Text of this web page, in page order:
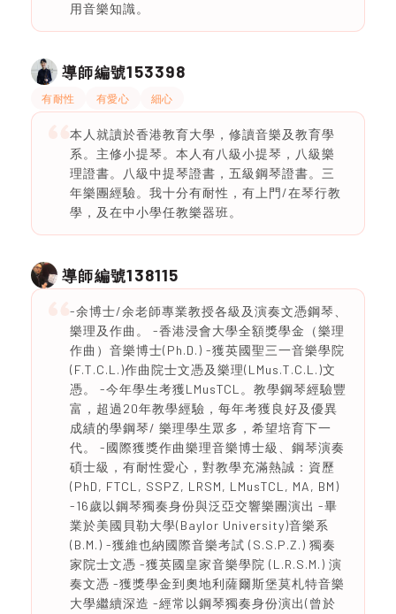
用音樂知識。
導師編號153398
有耐性 有愛心 細心
本人就讀於香港教育大學，修讀音樂及教育學
系。主修小提琴。本人有八級小提琴，八級樂
理證書。八級中提琴證書，五級鋼琴證書。三
年樂團經驗。我十分有耐性，有上門/在琴行教
學，及在中小學任教樂器班。
導師編號138115
-余博士/余老師專業教授各級及演奏文憑鋼琴、
樂理及作曲。 -香港浸會大學全額獎學金（樂理
作曲）音樂博士(Ph.D.) -獲英國聖三一音樂學院
(F.T.C.L.)作曲院士文憑及樂理(LMus.T.C.L.)文
憑。 -今年學生考獲LMusTCL。教學鋼琴經驗豐
富，超過20年教學經驗，每年考獲良好及優異
成績的學鋼琴/ 樂理學生眾多，希望培育下一
代。 -國際獲獎作曲樂理音樂博士級、鋼琴演奏
碩士級，有耐性愛心，對教學充滿熱誠：資歷
(PhD, FTCL, SSPZ, LRSM, LMusTCL, MA, BM)
-16歲以鋼琴獨奏身份與泛亞交響樂團演出 -畢
業於美國貝勒大學(Baylor University)音樂系
(B.M.) -獲維也納國際音樂考試 (S.S.P.Z.) 獨奏
家院士文憑 -獲英國皇家音樂學院 (L.R.S.M.) 演
奏文憑 -獲獎學金到奧地利薩爾斯堡莫札特音樂
大學繼續深造 -經常以鋼琴獨奏身份演出(曾於